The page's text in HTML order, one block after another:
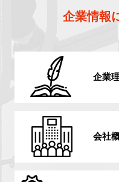
企業情報
企業
会社